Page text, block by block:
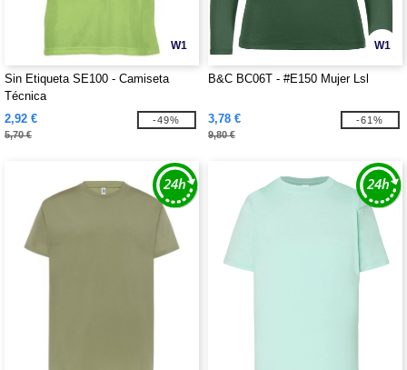
W1
Sin Etiqueta SE100 - Camiseta
Técnica
2,92 €
5,70 €
-49%
W1
B&C BC06T - #E150 Mujer Lsl
3,78 €
9,80 €
-61%